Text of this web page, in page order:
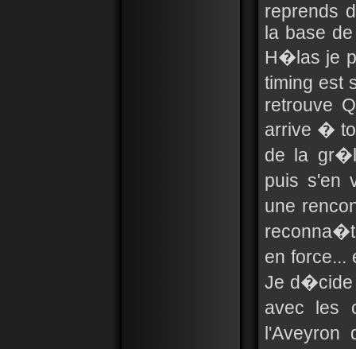
reprends
la base
H�las je
timing est
retrouve
arrive �
de la
puis s'en
une
en force...
Je d�cide
avec les
l'Aveyron